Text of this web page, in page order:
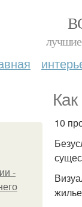
лучшие
-
10